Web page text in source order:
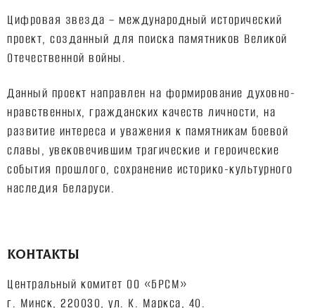
Цифровая звезда – международный исторический
проект, созданный для поиска памятников Великой
Отечественной войны.
Данный проект направлен на формирование духовно-
нравственных, гражданских качеств личности, на
развитие интереса и уважения к памятникам боевой
славы, увековечившим трагические и героические
события прошлого, сохранение историко-культурного
наследия Беларуси.
КОНТАКТЫ
Центральный комитет ОО «БРСМ»
г. Минск, 220030, ул. К. Маркса, 40.